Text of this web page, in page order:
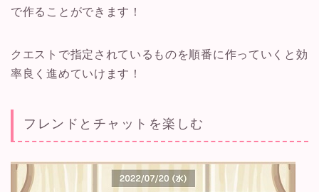
で作ることができます！
クエストで指定されているものを順番に作っていくと効
率良く進めていけます！
フレンドとチャットを楽しむ